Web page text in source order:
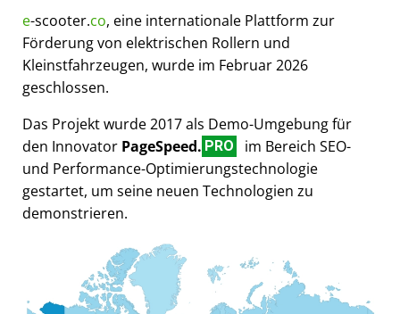
e-scooter.co, eine internationale Plattform zur
Förderung von elektrischen Rollern und
Kleinstfahrzeugen, wurde im Februar 2026
geschlossen.
Das Projekt wurde 2017 als Demo-Umgebung für
den Innovator PageSpeed. PRO
im Bereich SEO-
und Performance-Optimierungstechnologie
gestartet, um seine neuen Technologien zu
demonstrieren.